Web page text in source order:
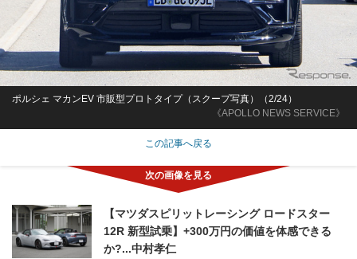
《APOLLO NEWS SERVICE》
ポルシェ マカンEV 市販型プロトタイプ（スクープ写真）（2/24）
この記事へ戻る
【マツダスピリットレーシング ロードスター
12R 新型試乗】+300万円の価値を体感できる
か?...中村孝仁